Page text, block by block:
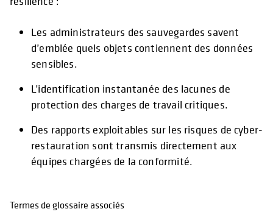
Les administrateurs des sauvegardes savent
d’emblée quels objets contiennent des données
sensibles.
L’identification instantanée des lacunes de
protection des charges de travail critiques.
Des rapports exploitables sur les risques de cyber-
restauration sont transmis directement aux
équipes chargées de la conformité.
Termes de glossaire associés